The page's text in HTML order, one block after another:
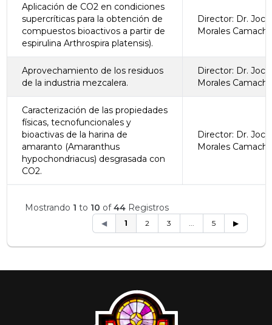
Aplicación de CO2 en condiciones
supercríticas para la obtención de
compuestos bioactivos a partir de
espirulina Arthrospira platensis).
Director: Dr.
Morales
Aprovechamiento de los residuos
de la industria mezcalera.
Director: Dr.
Morales
Caracterización de las propiedades
físicas, tecnofuncionales y
bioactivas de la harina de
amaranto (Amaranthus
hypochondriacus) desgrasada con
CO2.
Director: Dr.
Morales
Mostrando 1 to 10 of 44 Registros
◀ 1 2 3 5 ▶